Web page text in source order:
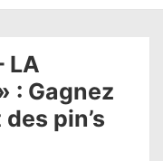
LA
: Gagnez
pin’s